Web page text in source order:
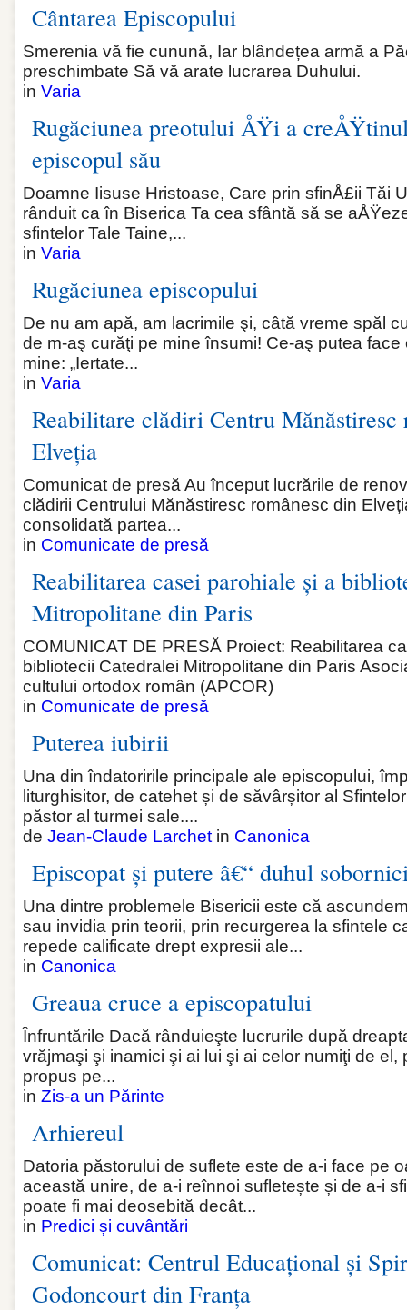
Cântarea Episcopului
Smerenia vă fie cunună, Iar blândețea armă a
preschimbate Să vă arate lucrarea Duhului.
in Varia
Rugăciunea preotului ÅŸi a
episcopul său
Doamne Iisuse Hristoase, Care prin sfinÅ£ii Tăi
rânduit ca în Biserica Ta cea sfântă să se
sfintelor Tale Taine,...
in Varia
Rugăciunea episcopului
De nu am apă, am lacrimile şi, câtă vreme spăl
de m-aş curăţi pe mine însumi! Ce‑aş putea
mine: „Iertate...
in Varia
Reabilitare clădiri Centru Mănăstiresc
Elveția
Comunicat de presă Au început lucrările de
clădirii Centrului Mănăstiresc românesc din
consolidată partea...
in Comunicate de presă
Reabilitarea casei parohiale și a
Mitropolitane din Paris
COMUNICAT DE PRESĂ Proiect: Reabilitarea
bibliotecii Catedralei Mitropolitane din Paris
cultului ortodox român (APCOR)
in Comunicate de presă
Puterea iubirii
Una din îndatoririle principale ale episcopului,
liturghisitor, de catehet și de săvârșitor al
păstor al turmei sale....
de Jean-Claude Larchet in Canonica
Episcopat și putere â€“ duhul
Una dintre problemele Bisericii este că
sau invidia prin teorii, prin recurgerea la sfintele
repede calificate drept expresii ale...
in Canonica
Greaua cruce a episcopatului
Înfruntările Dacă rânduieşte lucrurile după
vrăjmaşi şi inamici şi ai lui şi ai celor numiţi de el,
propus pe...
in Zis-a un Părinte
Arhiereul
Datoria păstorului de suflete este de a-i face pe
această unire, de a-i reînnoi sufletește și de a-i
poate fi mai deosebită decât...
in Predici și cuvântări
Comunicat: Centrul Educațional și
Godoncourt din Franța